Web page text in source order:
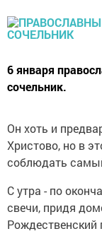
6 января
сочельник.
Он хоть и
Христово, но в
соблюдать
С утра - по
свечи, придя
Рождественский